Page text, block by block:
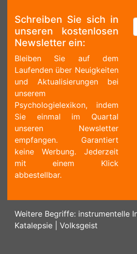
Schreiben Sie sich in
unseren kostenlosen
Newsletter ein:
Bleiben Sie auf dem
Laufenden über Neuigkeiten
und Aktualisierungen bei
unserem
Psychologielexikon, indem
Sie einmal im Quartal
unseren Newsletter
empfangen. Garantiert
keine Werbung. Jederzeit
mit einem Klick
abbestellbar.
Weitere Begriffe: instrumentelle
Katalepsie
Volksgeist